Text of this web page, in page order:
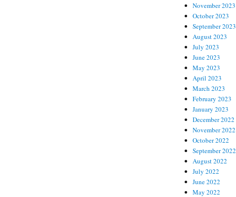
November 2023
October 2023
September 2023
August 2023
July 2023
June 2023
May 2023
April 2023
March 2023
February 2023
January 2023
December 2022
November 2022
October 2022
September 2022
August 2022
July 2022
June 2022
May 2022